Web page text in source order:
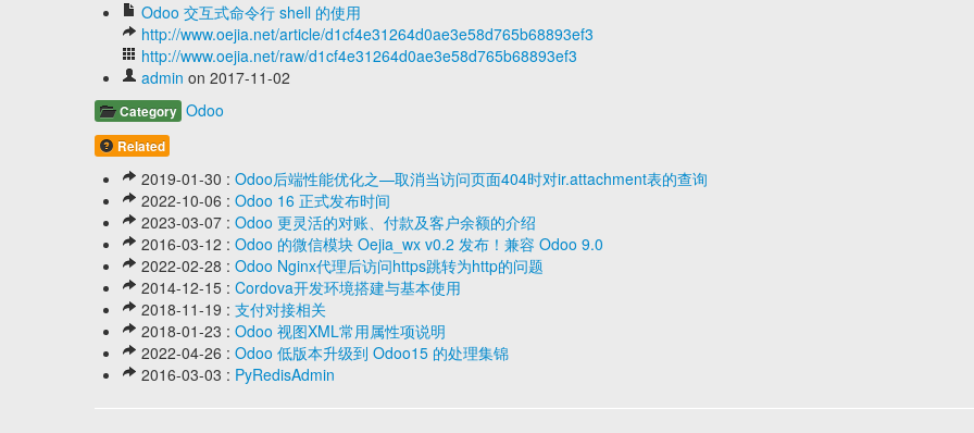
Odoo 交互式命令行 shell 的使用
http://www.oejia.net/article/d1cf4e31264d0ae3e58d765b68893ef3
http://www.oejia.net/raw/d1cf4e31264d0ae3e58d765b68893ef3
admin on 2017-11-02
Category Odoo
Related
2019-01-30 : Odoo后端性能优化之—取消当访问页面404时对ir.attachment表的查询
2022-10-06 : Odoo 16 正式发布时间
2023-03-07 : Odoo 更灵活的对账、付款及客户余额的介绍
2016-03-12 : Odoo 的微信模块 Oejia_wx v0.2 发布！兼容 Odoo 9.0
2022-02-28 : Odoo Nginx代理后访问https跳转为http的问题
2014-12-15 : Cordova开发环境搭建与基本使用
2018-11-19 : 支付对接相关
2018-01-23 : Odoo 视图XML常用属性项说明
2022-04-26 : Odoo 低版本升级到 Odoo15 的处理集锦
2016-03-03 : PyRedisAdmin